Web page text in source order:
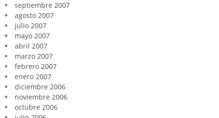
septiembre 2007
agosto 2007
julio 2007
mayo 2007
abril 2007
marzo 2007
febrero 2007
enero 2007
diciembre 2006
noviembre 2006
octubre 2006